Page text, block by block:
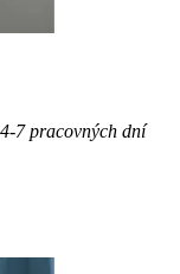
7 pracovných dní